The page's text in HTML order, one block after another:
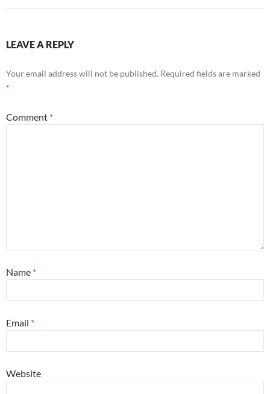
LEAVE A REPLY
Your email address will not be published. Required fields are marked
*
Comment *
Name *
Email *
Website